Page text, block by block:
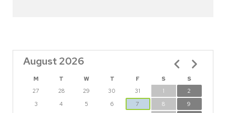
August 2026
M T W T F S
S
27
28 29 30 31 1
2
3
4 5 6 7 8
9
Pagination